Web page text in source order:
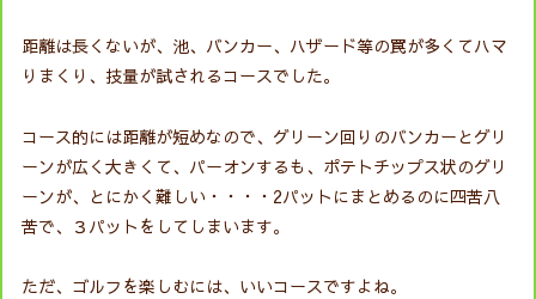
距離は長くないが、池、バンカー、ハザード等の罠が多くてハマ
りまくり、技量が試されるコースでした。
コース的には距離が短めなので、グリーン回りのバンカーとグリ
ーンが広く大きくて、パーオンするも、ポテトチップス状のグリ
ーンが、とにかく難しい・・・・2パットにまとめるのに四苦八
苦で、３パットをしてしまいます。
ただ、ゴルフを楽しむには、いいコースですよね。